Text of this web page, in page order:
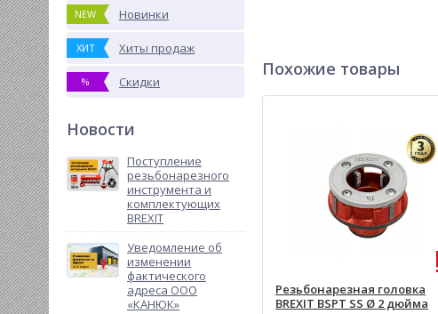
NEW Новинки
ХИТ Хиты продаж
% Скидки
Новости
Поступление
резьбонарезного
инструмента и
комплектующих
BREXIT
Уведомление об
изменении
фактического
адреса ООО
«КАНЮК»
Похожие товары
Резьбонарезная головка
BREXIT BSPT SS Ø 2 дюйма